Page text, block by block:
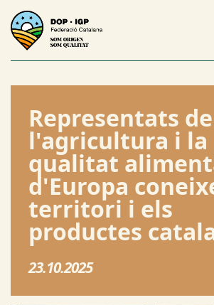
Representats de
l'agricultura i la
qualitat
d'Europa
territori i els
productes
23.10.2025